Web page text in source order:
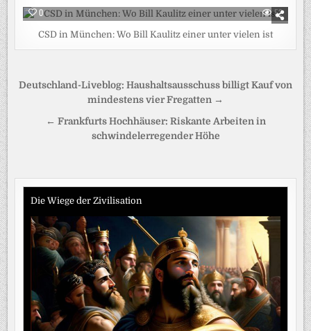
0 52
CSD in München: Wo Bill Kaulitz einer unter vielen ist
Beitragsnavigation
Deutschland-Liveblog: Haushaltsausschuss billigt Kauf von
mindestens vier Fregatten →
← Frankfurts Hochhäuser: Riskante Arbeiten in
schwindelerregender Höhe
Die Wiege der Zivilisation